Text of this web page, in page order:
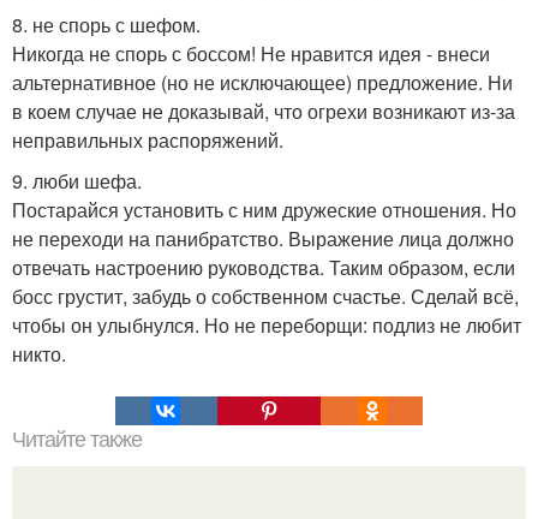
8. не спорь с шефом.
Никогда не спорь с боссом! Не нравится идея - внеси
альтернативное (но не исключающее) предложение. Ни
в коем случае не доказывай, что огрехи возникают из-за
неправильных распоряжений.
9. люби шефа.
Постарайся установить с ним дружеские отношения. Но
не переходи на панибратство. Выражение лица должно
отвечать настроению руководства. Таким образом, если
босс грустит, забудь о собственном счастье. Сделай всё,
чтобы он улыбнулся. Но не переборщи: подлиз не любит
никто.
Читайте также